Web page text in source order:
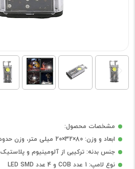
مشخصات محصول:
ابعاد و وزن: 80×32×20 میلی متر، وزن حدود 39 تا 40 گرم
جنس بدنه: ترکیبی از آلومینیوم و پلاستیک ABS مقاوم
نوع لامپ: 1 عدد COB و 4 عدد LED SMD